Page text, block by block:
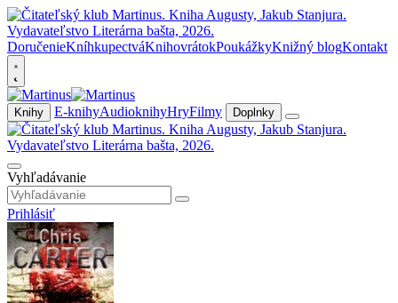
DoručenieKníhkupectváKnihovrátokPoukážkyKnižný blogKontakt
Knihy E-knihyAudioknihyHryFilmy Doplnky
Vyhľadávanie
Prihlásiť